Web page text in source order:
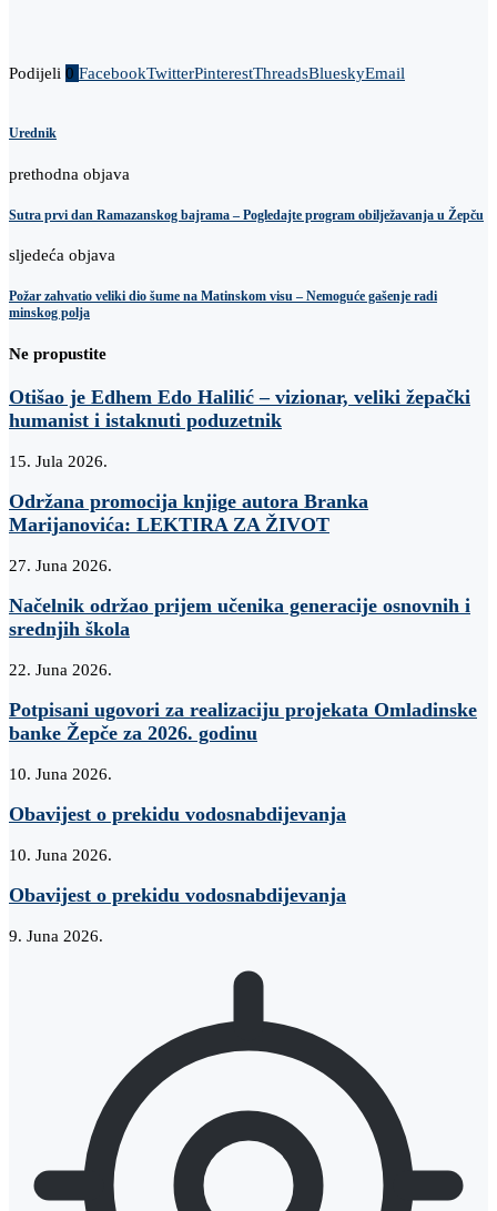
Podijeli 0 FacebookTwitterPinterestThreadsBlueskyEmail
Urednik
prethodna objava
Sutra prvi dan Ramazanskog bajrama – Pogledajte program obilježavanja u Žepču
sljedeća objava
Požar zahvatio veliki dio šume na Matinskom visu – Nemoguće gašenje radi
minskog polja
Ne propustite
Otišao je Edhem Edo Halilić – vizionar, veliki žepački
humanist i istaknuti poduzetnik
15. Jula 2026.
Održana promocija knjige autora Branka
Marijanovića: LEKTIRA ZA ŽIVOT
27. Juna 2026.
Načelnik održao prijem učenika generacije osnovnih i
srednjih škola
22. Juna 2026.
Potpisani ugovori za realizaciju projekata Omladinske
banke Žepče za 2026. godinu
10. Juna 2026.
Obavijest o prekidu vodosnabdijevanja
10. Juna 2026.
Obavijest o prekidu vodosnabdijevanja
9. Juna 2026.